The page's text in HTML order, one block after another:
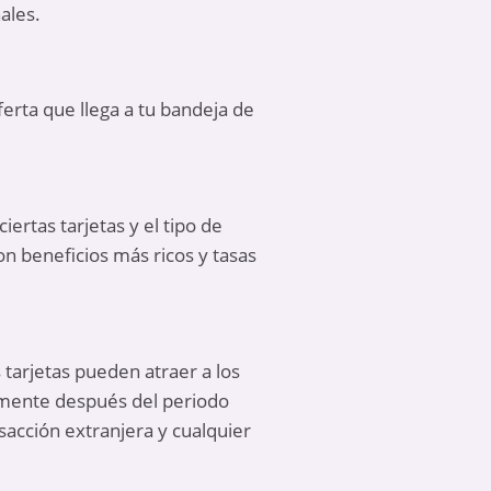
que llega a tu bandeja de
tarjetas y el tipo de
beneficios más ricos y tasas
tarjetas pueden atraer a los
después del periodo
extranjera y cualquier